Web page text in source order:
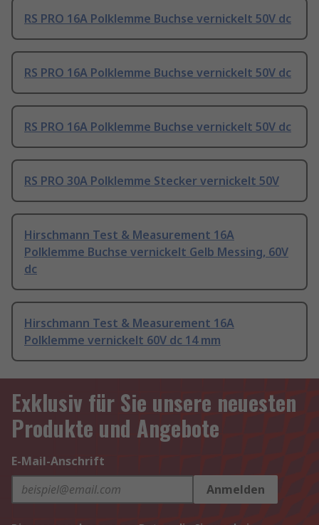
RS PRO 16A Polklemme Buchse vernickelt 50V dc
RS PRO 16A Polklemme Buchse vernickelt 50V dc
RS PRO 16A Polklemme Buchse vernickelt 50V dc
RS PRO 30A Polklemme Stecker vernickelt 50V
Hirschmann Test & Measurement 16A
Polklemme Buchse vernickelt Gelb Messing, 60V
dc
Hirschmann Test & Measurement 16A
Polklemme vernickelt 60V dc 14 mm
Exklusiv für Sie unsere neuesten
Produkte und Angebote
E-Mail-Anschrift
Anmelden